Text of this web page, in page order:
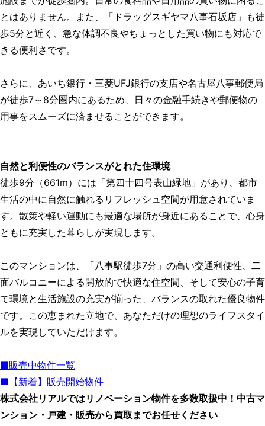
とはありません。また、「ドラッグスギヤマ八事石坂店」も徒
歩5分と近く、急な体調不良やちょっとした買い物にも対応で
きる便利さです。
さらに、あいち銀行・三菱UFJ銀行の支店や名古屋八事郵便局
が徒歩7～8分圏内にあるため、日々の金融手続きや郵便物の
用事をスムーズに済ませることができます。
自然と利便性のバランスがとれた住環境
徒歩9分（661m）には「第四十四号表山緑地」があり、都市
生活の中に自然に触れるリフレッシュ空間が用意されていま
す。散策や軽い運動にも最適な場所が身近にあることで、心身
ともに充実した暮らしが実現します。
このマンションは、「八事駅徒歩7分」の高い交通利便性、二
面バルコニーによる開放的で快適な住空間、そして安心の子育
て環境と生活施設の充実が揃った、バランスの取れた優良物件
です。この恵まれた立地で、あなただけの理想のライフスタイ
ルを実現していただけます。
■販売中物件一覧
■【新着】販売開始物件
株式会社リアルではリノベーション物件を多数取扱中！中古マ
ンション・戸建・販売から買取までお任せください